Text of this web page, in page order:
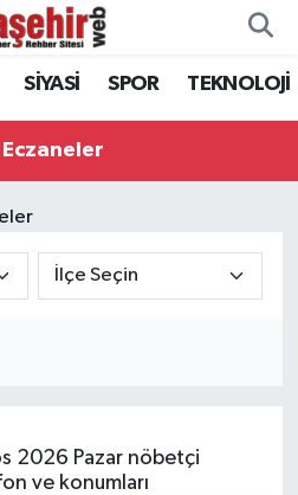
SİYASİ SPOR TEKNOLOJİ
2026 Pazar nöbetçi
ve konumları
ve Fikstür